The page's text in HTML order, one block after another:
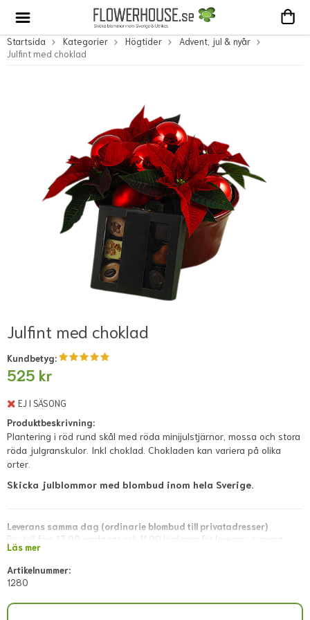
Startsida Kategorier Högtider
Advent, jul & nyår
Julfint med choklad
Julfint med choklad
Kundbetyg:
525 kr
EJ I SÄSONG
Produktbeskrivning:
Plantering i röd rund skål med röda minijulstjärnor, mossa och stora
röda julgranskulor. Inkl choklad. Chokladen kan variera på olika
orter.
Skicka julblommor med blombud inom hela Sverige.
Leverans samma dag (ordinarie blombud till privatadresser)
Beställ före 13:00 vardagar och 11:00 lördagar för leverans samma
dag. Lokala avvikelser kan förekomma; dessa visas i direkt kassan eller
Leverans samma dag (blombud till företagsadresser)
visas i direkt kassan eller meddelas snarast via mejl efter lagd
Läs mer
Artikelnummer:
1280